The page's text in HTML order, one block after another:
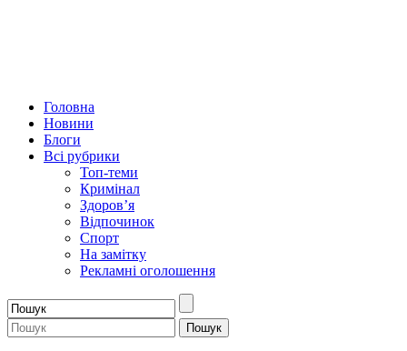
Головна
Новини
Блоги
Всі рубрики
Топ-теми
Кримінал
Здоров’я
Відпочинок
Спорт
На замітку
Рекламні оголошення